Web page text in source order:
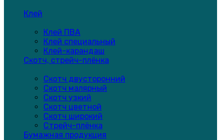
Клей
Клей ПВА
Клей специальный
Клей-карандаш
Скотч, стрейч-плёнка
Скотч двусторонний
Скотч малярный
Скотч узкий
Скотч цветной
Скотч широкий
Стрейч-плёнка
Бумажная продукция